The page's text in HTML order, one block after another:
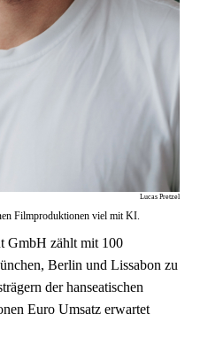
Lucas Pretzel
Filmproduktionen viel mit KI.
GmbH zählt mit 100
Berlin und Lissabon zu
der hanseatischen
Euro Umsatz erwartet